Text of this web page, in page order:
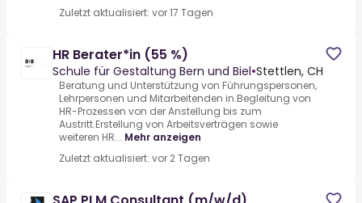
Zuletzt aktualisiert: vor 17 Tagen
HR Berater*in (55 %)
Schule für Gestaltung Bern und Biel•Stettlen, CH
Beratung und Unterstützung von Führungspersonen,
Lehrpersonen und Mitarbeitenden in.Begleitung von
HR-Prozessen von der Anstellung bis zum
Austritt.Erstellung von Arbeitsverträgen sowie
weiteren HR... Mehr anzeigen
Zuletzt aktualisiert: vor 2 Tagen